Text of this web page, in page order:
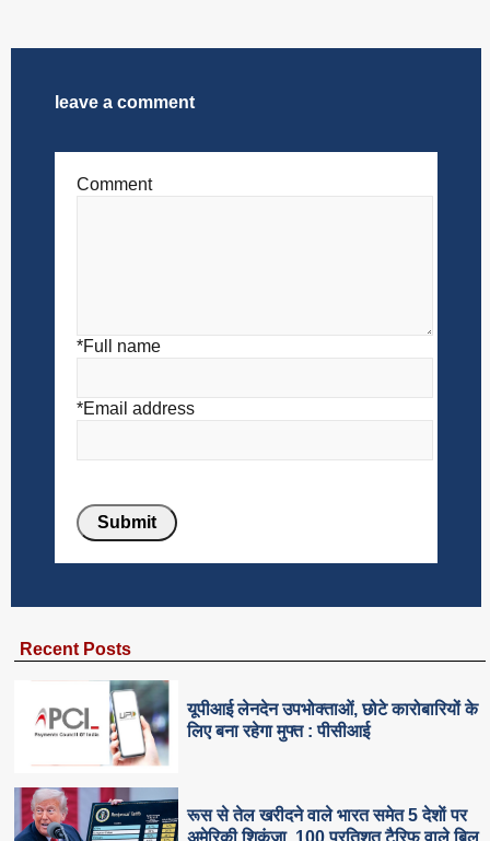
leave a comment
Comment
*Full name
*Email address
Recent Posts
यूपीआई लेनदेन उपभोक्ताओं, छोटे कारोबारियों के
लिए बना रहेगा मुफ्त : पीसीआई
रूस से तेल खरीदने वाले भारत समेत 5 देशाें पर